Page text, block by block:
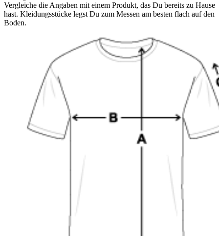
Vergleiche die Angaben mit einem Produkt, das Du bereits zu Hause
hast. Kleidungsstücke legst Du zum Messen am besten flach auf den
Boden.